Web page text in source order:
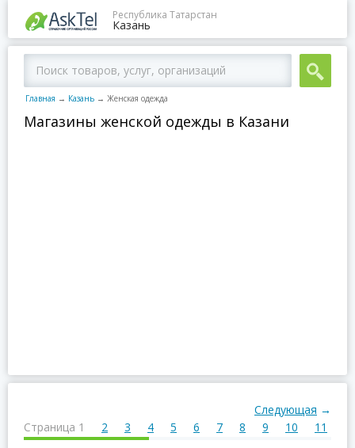
Республика Татарстан
Казань
Главная → Казань → Женская одежда
Магазины женской одежды в Казани
Следующая →
Страница 1
2 3 4 5 6 7 8 9 10 11